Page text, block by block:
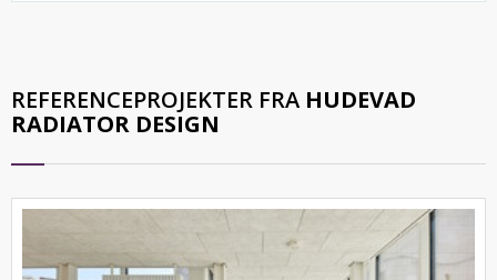
REFERENCEPROJEKTER FRA HUDEVAD
RADIATOR DESIGN